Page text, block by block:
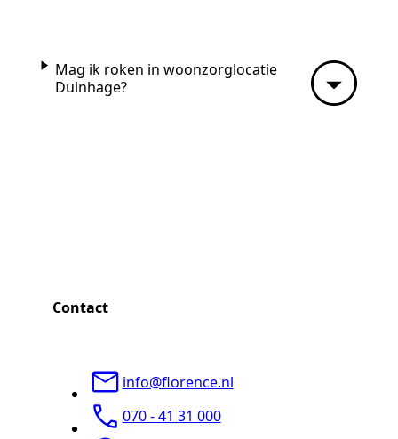
Mag ik roken in woonzorglocatie
Duinhage?
Contact
info@florence.nl
070 - 41 31 000